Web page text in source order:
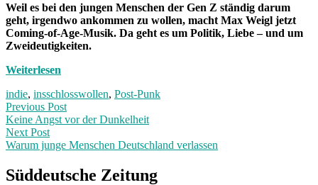
Weil es bei den jungen Menschen der Gen Z ständig darum
geht, irgendwo ankommen zu wollen, macht Max Weigl jetzt
Coming-of-Age-Musik. Da geht es um Politik, Liebe – und um
Zweideutigkeiten.
Weiterlesen
indie, insschlosswollen, Post-Punk
Post
navigation
Previous PostPrevious
post:
Keine Angst vor der Dunkelheit
Next Post
Warum junge Menschen Deutschland verlassen
Post:
Süddeutsche Zeitung